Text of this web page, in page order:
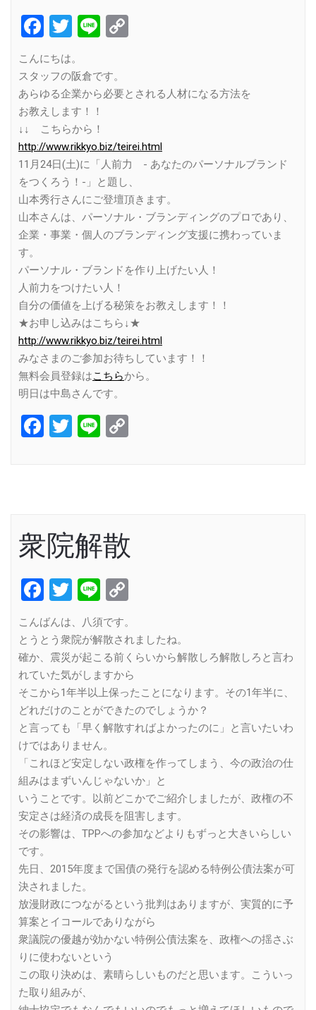
Facebook
Twitter
Line
こんにちは。
スタッフの阪倉です。
あらゆる企業から必要とされる人材になる方法を
お教えします！！
↓↓ こちらから！
http://www.rikkyo.biz/teirei.html
11月24日(土)に「人前力 - あなたのパーソナルブランド
をつくろう！-」と題し、
山本秀行さんにご登壇頂きます。
山本さんは、パーソナル・ブランディングのプロであり、
企業・事業・個人のブランディング支援に携わっていま
す。
パーソナル・ブランドを作り上げたい人！
人前力をつけたい人！
自分の価値を上げる秘策をお教えします！！
★お申し込みはこちら↓★
http://www.rikkyo.biz/teirei.html
みなさまのご参加お待ちしています！！
無料会員登録はこちらから。
明日は中島さんです。
Facebook
Twitter
Line
衆院解散
Facebook
Twitter
Line
こんばんは、八須です。
とうとう衆院が解散されましたね。
確か、震災が起こる前くらいから解散しろ解散しろと言わ
れていた気がしますから
そこから1年半以上保ったことになります。その1年半に、
どれだけのことができたのでしょうか？
と言っても「早く解散すればよかったのに」と言いたいわ
けではありません。
「これほど安定しない政権を作ってしまう、今の政治の仕
組みはまずいんじゃないか」と
いうことです。以前どこかでご紹介しましたが、政権の不
安定さは経済の成長を阻害します。
その影響は、TPPへの参加などよりもずっと大きいらしい
です。
先日、2015年度まで国債の発行を認める特例公債法案が可
決されました。
放漫財政につながるという批判はありますが、実質的に予
算案とイコールでありながら
衆議院の優越が効かない特例公債法案を、政権への揺さぶ
りに使わないという
この取り決めは、素晴らしいものだと思います。こういっ
た取り組みが、